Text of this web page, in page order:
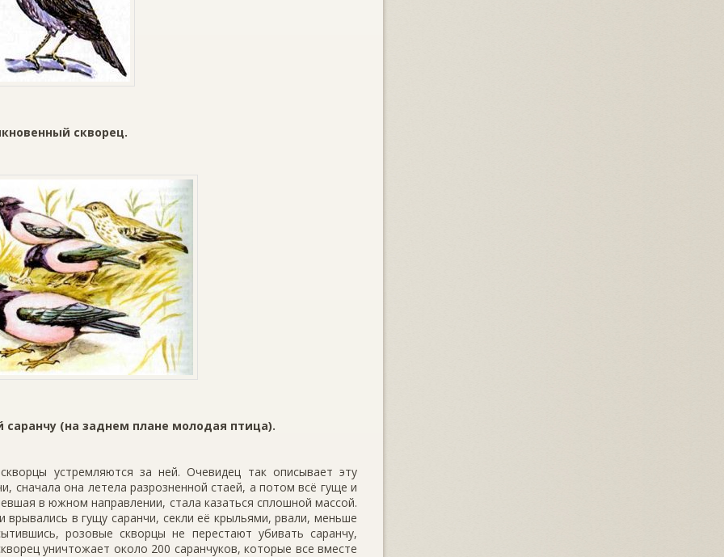
скворец.
(на заднем плане молодая птица).
устремляются за ней. Очевидец так описывает эту
сначала она летела разрозненной стаей, а потом всё гуще и
в южном направ­лении, стала казаться сплошной массой.
в гущу саранчи, секли её крыльями, рвали, меньше
розовые скворцы не перестают убивать саранчу,
уничтожает около 200 саранчуков, которые все вместе